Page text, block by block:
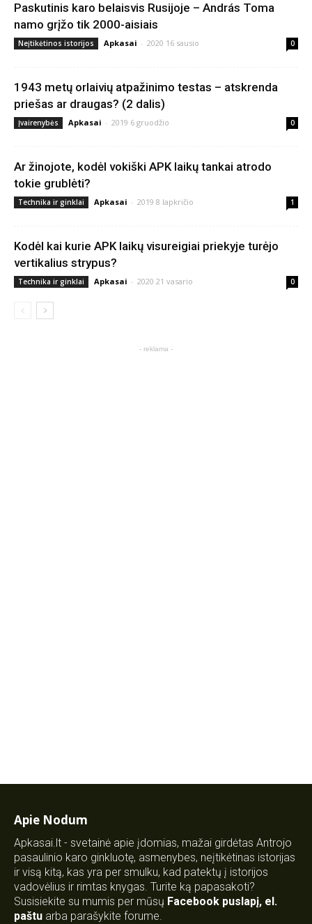
Paskutinis karo belaisvis Rusijoje – András Toma
namo grįžo tik 2000-aisiais
Neįtikėtinos istorijos Apkasai - 2020 16 sausio 0
1943 metų orlaivių atpažinimo testas – atskrenda
priešas ar draugas? (2 dalis)
Įvairenybės Apkasai - 2019 6 gruodžio 0
Ar žinojote, kodėl vokiški APK laikų tankai atrodo
tokie grublėti?
Technika ir ginklai Apkasai - 2019 8 lapkričio 1
Kodėl kai kurie APK laikų visureigiai priekyje turėjo
vertikalius strypus?
Technika ir ginklai Apkasai - 2020 21 vasario 0
- reklama -
Apie Nodum
Apkasai.lt - svetainė apie įdomias, mažai girdėtas Antrojo
pasaulinio karo ginkluotę, asmenybes, neįtikėtinas istorijas
ir visą kitą, kas yra per smulku, kad patektų į istorijos
vadovėlius ir rimtas knygas. Turite ką papasakoti?
Susisiekite su mumis per mūsų Facebook puslapį, el.
paštu arba parašykite forume.